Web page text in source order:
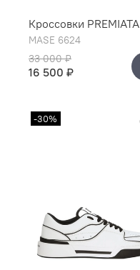
Кроссовки PREMIATA
MASE 6624
33 000 ₽
16 500 ₽
-30%